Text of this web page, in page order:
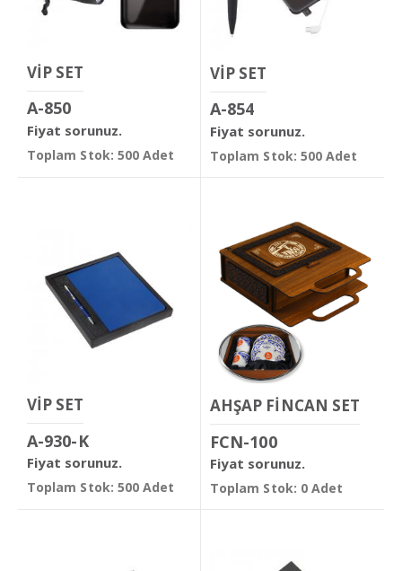
VİP SET
A-850
Fiyat sorunuz.
Toplam Stok: 500 Adet
VİP SET
A-854
Fiyat sorunuz.
Toplam Stok: 500 Adet
VİP SET
A-930-K
Fiyat sorunuz.
Toplam Stok: 500 Adet
AHŞAP FİNCAN SET
FCN-100
Fiyat sorunuz.
Toplam Stok: 0 Adet